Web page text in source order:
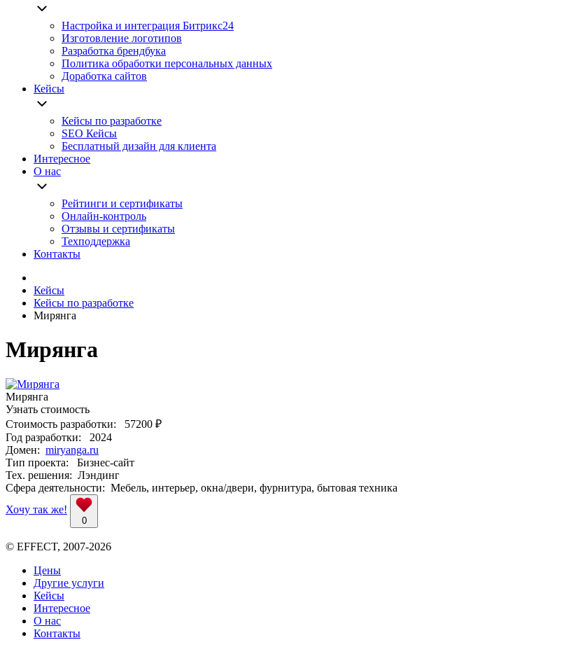
Настройка и интеграция Битрикс24
Изготовление логотипов
Разработка брендбука
Политика обработки персональных данных
Доработка сайтов
Кейсы
Кейсы по разработке
SEO Кейсы
Бесплатный дизайн для клиента
Интересное
О нас
Рейтинги и сертификаты
Онлайн-контроль
Отзывы и сертификаты
Техподдержка
Контакты
Кейсы
Кейсы по разработке
Мирянга
Мирянга
Мирянга
Узнать стоимость
Стоимость разработки:
57200 ₽
Год разработки:
2024
Домен: miryanga.ru
Тип проекта:
Бизнес-сайт
Тех. решения: Лэндинг
Сфера деятельности: Мебель, интерьер, окна/двери, фурнитура, бытовая техника
Хочу так же!
0
© EFFECT, 2007-2026
Цены
Другие услуги
Кейсы
Интересное
О нас
Контакты